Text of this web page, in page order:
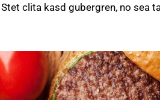
clita kasd gubergren, no sea